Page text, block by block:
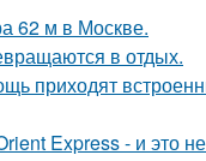
62 м в Москве.
в отдых.
приходят
Express - и это